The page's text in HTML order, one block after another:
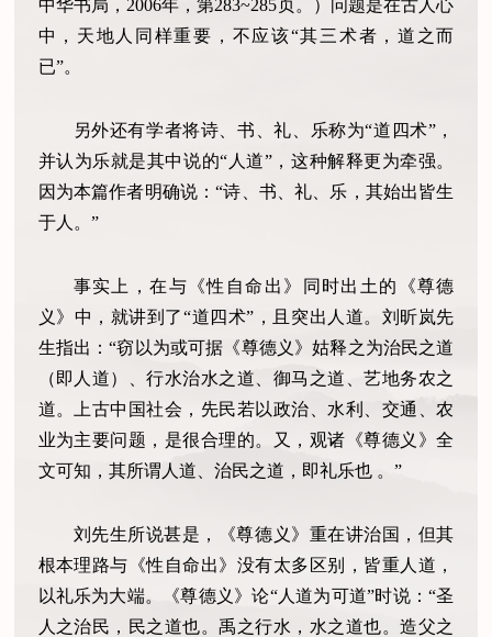
中华书局，2006年，第283~285页。）问题是在古人心
中，天地人同样重要，不应该“其三术者，道之而
已”。
另外还有学者将诗、书、礼、乐称为“道四术”，
并认为乐就是其中说的“人道”，这种解释更为牵强。
因为本篇作者明确说：“诗、书、礼、乐，其始出皆生
于人。”
事实上，在与《性自命出》同时出土的《尊德
义》中，就讲到了“道四术”，且突出人道。刘昕岚先
生指出：“窃以为或可据《尊德义》姑释之为治民之道
（即人道）、行水治水之道、御马之道、艺地务农之
道。上古中国社会，先民若以政治、水利、交通、农
业为主要问题，是很合理的。又，观诸《尊德义》全
文可知，其所谓人道、治民之道，即礼乐也 。”
刘先生所说甚是，《尊德义》重在讲治国，但其
根本理路与《性自命出》没有太多区别，皆重人道，
以礼乐为大端。《尊德义》论“人道为可道”时说：“圣
人之治民，民之道也。禹之行水，水之道也。造父之